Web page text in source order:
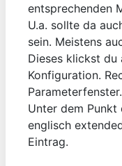
entsprechenden
U.a. sollte da
sein. Meistens
Dieses klickst du
Konfiguration.
Parameterfenster.
Unter dem
englisch
Eintrag.